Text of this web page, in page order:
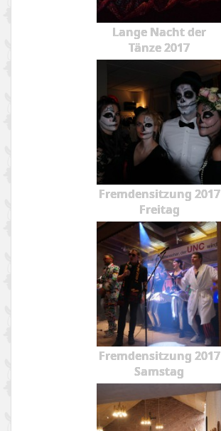
Lange Nacht der
Tänze 2017
Fremdensitzung 2017
Freitag
Fremdensitzung 2017
Samstag